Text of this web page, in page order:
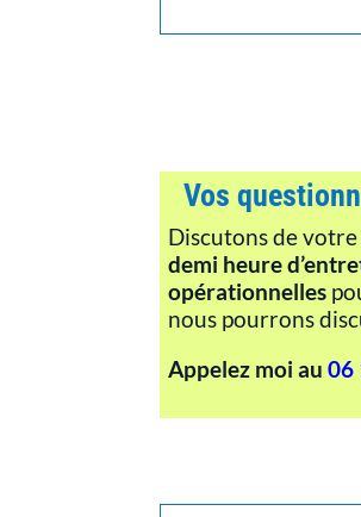
Vos
Discutons de
demi heure
opérationnelles
nous pourrons
Appelez moi au06